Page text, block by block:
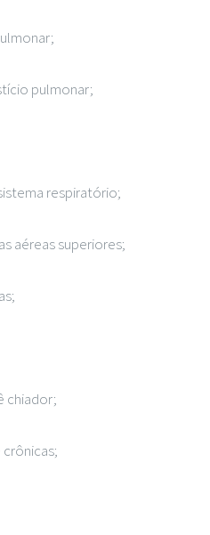
pulmonar;
respiratório;
aéreas superiores;
chiador;
crônicas;